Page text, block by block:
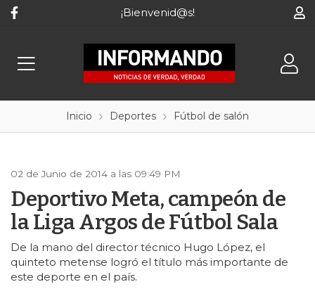
¡Bienvenid@s!
Inicio Deportes Fútbol de salón
02 de Junio de 2014 a las 09:49 PM
Deportivo Meta, campeón de
la Liga Argos de Fútbol Sala
De la mano del director técnico Hugo López, el
quinteto metense logró el título más importante de
este deporte en el país.